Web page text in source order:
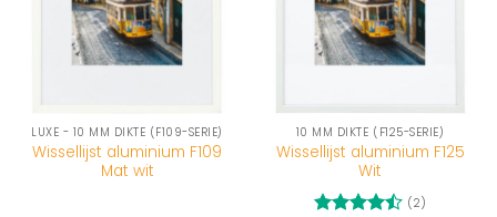
LUXE - 10 MM DIKTE (F109-SERIE)
Wissellijst aluminium F109
Mat wit
10 MM DIKTE (F125-SERIE)
Wissellijst aluminium F125
Wit
(2)